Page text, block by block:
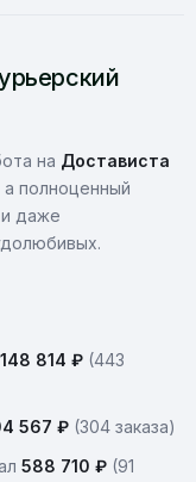
на Достависта
полноценный
даже
148 814 ₽ (443
567 ₽ (304 заказа)
588 710 ₽ (91